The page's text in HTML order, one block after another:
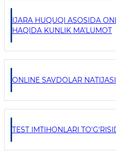
IJARA HUQUQI ASOSIDA
HAQIDA KUNLIK MA'LUMOT
ONLINE SAVDOLAR NATIJASI
TEST IMTIHONLARI